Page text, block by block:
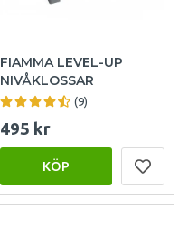
FIAMMA LEVEL-UP
NIVÅKLOSSAR
(9)
495 kr
KÖP